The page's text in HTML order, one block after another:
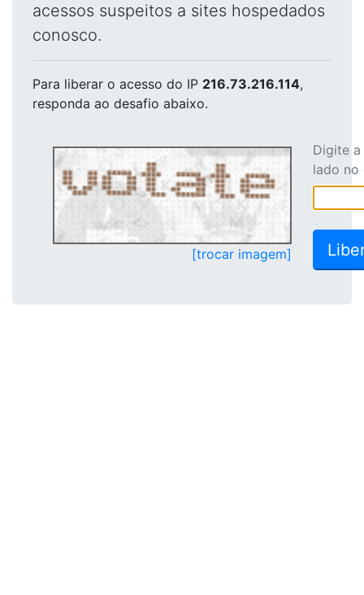
acessos suspeitos a sites hospedados
conosco.
Para liberar o acesso do IP 216.73.216.114,
responda ao desafio abaixo.
[trocar imagem]
Digite
lado no